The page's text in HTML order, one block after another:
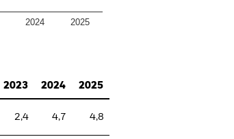
2024 2025
2023 2024 2025
2,4 4,7 4,8